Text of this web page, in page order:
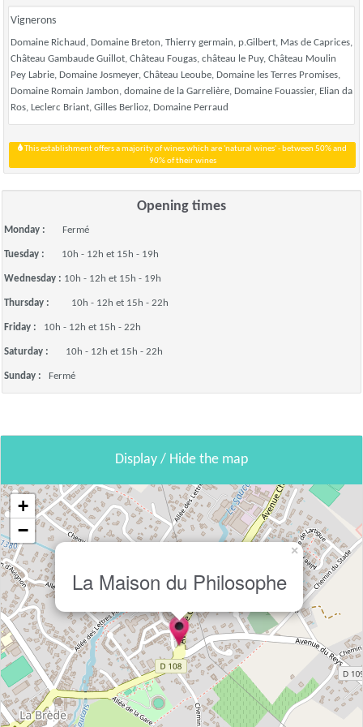
Vignerons
Domaine Richaud, Domaine Breton, Thierry germain, p.Gilbert, Mas de Caprices,
Château Gambaude Guillot, Château Fougas, château le Puy, Château Moulin
Pey Labrie, Domaine Josmeyer, Château Leoube, Domaine les Terres Promises,
Domaine Romain Jambon, domaine de la Garrelière, Domaine Fouassier, Elian da
Ros, Leclerc Briant, Gilles Berlioz, Domaine Perraud
90% of their wines
Opening times
Monday : Fermé
Tuesday : 10h - 12h et 15h - 19h
Wednesday : 10h - 12h et 15h - 19h
Thursday : 10h - 12h et 15h - 22h
Friday : 10h - 12h et 15h - 22h
Saturday : 10h - 12h et 15h - 22h
Sunday : Fermé
Display / Hide the map
La Maison du Philosophe
×
+
−